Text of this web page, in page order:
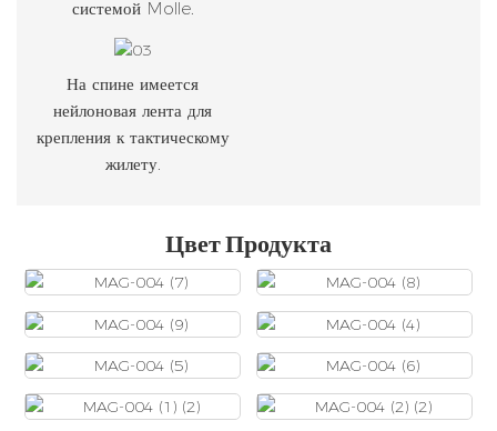
системой Molle.
На спине имеется
нейлоновая лента для
крепления к тактическому
жилету.
Цвет Продукта